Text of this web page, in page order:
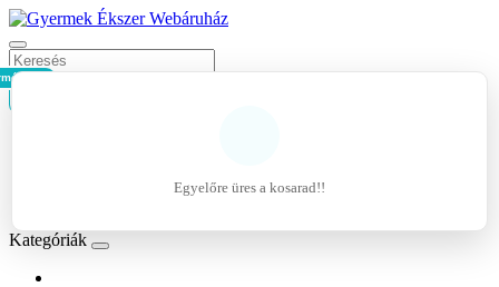
- 0Ft
Egyelőre üres a kosarad!!
Kategóriák